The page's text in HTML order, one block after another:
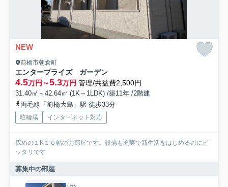
NEW
前橋市朝倉町
エンタープライズ ガーデン
4.5万円～5.3万円 管理/共益費2,500円
31.40㎡～42.64㎡ (1K～1LDK) /築11年 /2階建
両毛線「前橋大島」駅 徒歩33分
駐輪場 インターネット対応
広めの１K１０帖のお部屋です。設備も充実で新生活をはじめるのにピ
ッタリです
募集中の部屋